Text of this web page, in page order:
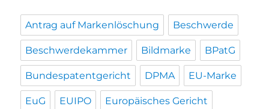
Antrag auf Markenlöschung Beschwerde
Beschwerdekammer Bildmarke BPatG
Bundespatentgericht DPMA EU-Marke
EuG EUIPO Europäisches Gericht